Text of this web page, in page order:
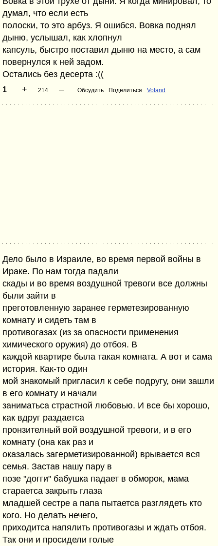
думал, что если есть
полоски, то это арбуз. Я ошибся. Вовка поднял
дыню, услышал, как хлопнул
капсуль, быстро поставил дыню на место, а сам
повернулся к ней задом.
Остались без десерта :((
1 + 214 – Обсудить Поделиться Voland
Дело было в Израиле, во время первой войны в
Ираке. По нам тогда падали
скады и во время воздушной тревоги все должны
были зайти в
преготовленную заранее герметезированную
комнату и сидеть там в
противогазах (из за опасности применения
химического оружия) до отбоя. В
каждой квартире была такая комната. А вот и сама
история. Как-то один
мой знакомый пригласил к себе подругу, они зашли
в его комнату и начали
заниматьса страстной любовью. И все бы хорошо,
как вдруг раздаетса
пронзителный вой воздушной тревоги, и в его
комнату (она как раз и
оказалась загерметизированной) врывается вся
семья. Застав нашу пару в
позе "догги" бабушка падает в обморок, мама
стараетса закрыть глаза
младшей сестре а папа пытаетса разглядеть кто
кого. Но делать нечего,
приходитса напялить противогазы и ждать отбоя.
Так они и просидели голые